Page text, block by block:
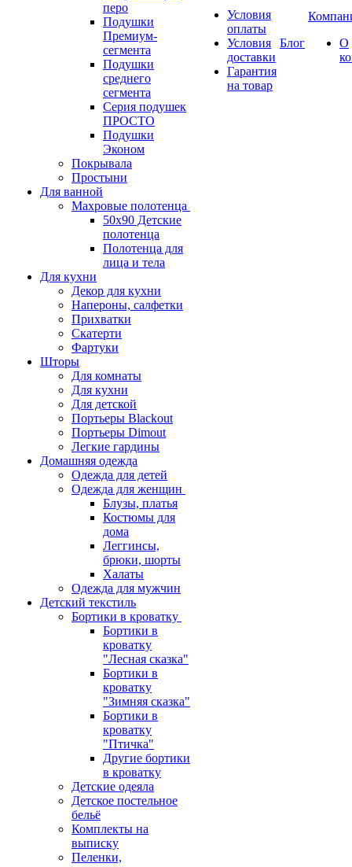
перо
Подушки
Премиум-
сегмента
Подушки
среднего
сегмента
Серия подушек
ПРОСТО
Подушки
Эконом
Покрывала
Простыни
Для ванной
Махровые полотенца
50х90 Детские
полотенца
Полотенца для
лица и тела
Для кухни
Декор для кухни
Напероны, салфетки
Прихватки
Скатерти
Фартуки
Шторы
Для комнаты
Для кухни
Для детской
Портьеры Blackout
Портьеры Dimout
Легкие гардины
Домашняя одежда
Одежда для детей
Одежда для женщин
Блузы, платья
Костюмы для
дома
Леггинсы,
брюки, шорты
Халаты
Одежда для мужчин
Детский текстиль
Бортики в кроватку
Бортики в
кроватку
"Лесная сказка"
Бортики в
кроватку
"Зимняя сказка"
Бортики в
кроватку
"Птичка"
Другие бортики
в кроватку
Детские одеяла
Детское постельное
бельё
Комплекты на
выписку
Пеленки,
Условия
оплаты
Условия
доставки
Гарантия
на товар
Блог
О